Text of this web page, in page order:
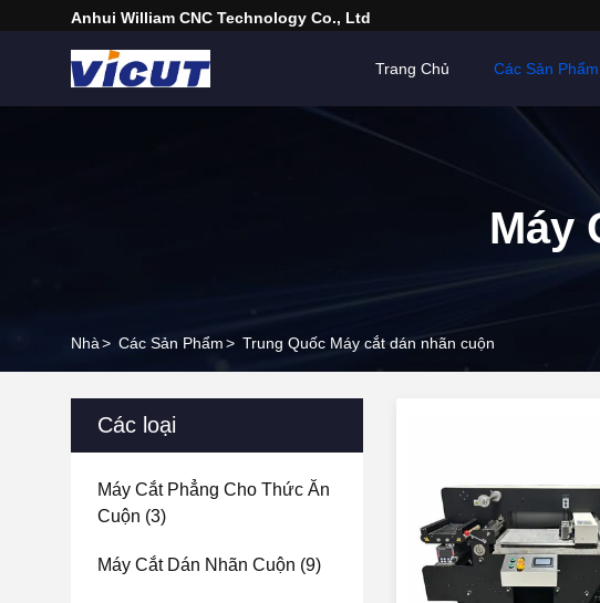
Anhui William CNC Technology Co., Ltd
Trang Chủ Các Sản Phẩm
Máy
Nhà> Các Sản Phẩm> Trung Quốc Máy cắt dán nhãn cuộn
Các loại
Máy Cắt Phẳng Cho Thức Ăn
Cuộn (3)
Máy Cắt Dán Nhãn Cuộn (9)